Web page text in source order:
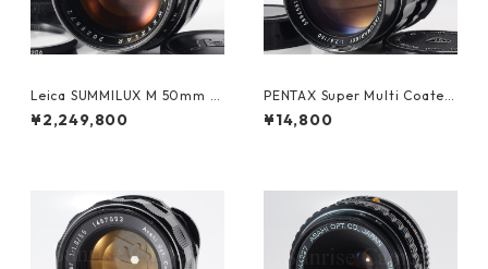
Leica SUMMILUX M 50mm F
1.4 ブラックペイント 初代 ラ
イカ (61465)
¥2,249,800
PENTAX Super Multi Coated
TAKUMAR 6×7 150mm F2.8
ペンタックス (61365)
¥14,800